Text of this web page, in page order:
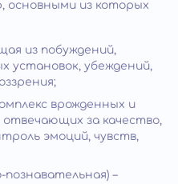
основными из которых
из побуждений,
установок, убеждений,
врожденных и
за качество,
эмоций, чувств,
–